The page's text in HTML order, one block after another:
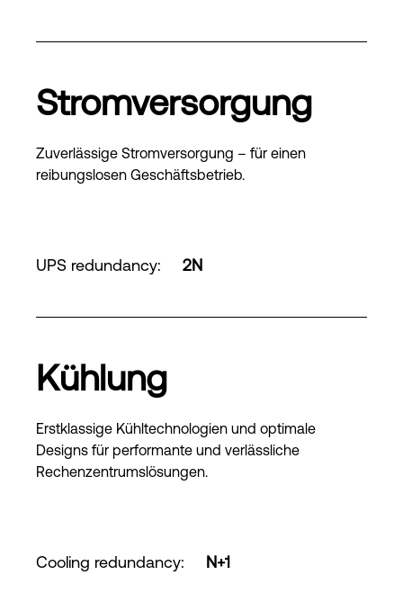
Stromversorgung
Zuverlässige Stromversorgung – für einen
reibungslosen Geschäftsbetrieb.
UPS redundancy: 2N
Kühlung
Erstklassige Kühltechnologien und optimale
Designs für performante und verlässliche
Rechenzentrumslösungen.
Cooling redundancy: N+1